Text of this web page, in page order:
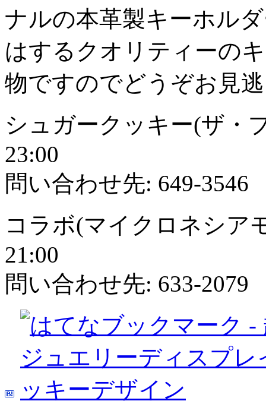
ナルの本革製キーホル
はするクオリティーの
物ですのでどうぞお見
シュガークッキー(ザ・
23:00
問い合わせ先: 649-3546
コラボ(マイクロネシア
21:00
問い合わせ先: 633-2079